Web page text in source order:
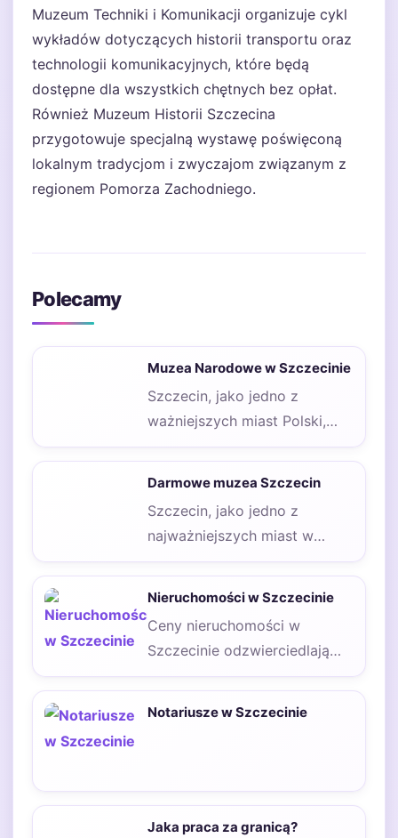
Muzeum Techniki i Komunikacji organizuje cykl
wykładów dotyczących historii transportu oraz
technologii komunikacyjnych, które będą
dostępne dla wszystkich chętnych bez opłat.
Również Muzeum Historii Szczecina
przygotowuje specjalną wystawę poświęconą
lokalnym tradycjom i zwyczajom związanym z
regionem Pomorza Zachodniego.
Polecamy
Muzea Narodowe w Szczecinie
Szczecin, jako jedno z
ważniejszych miast Polski,
oferuje wiele atrakcji
Darmowe muzea Szczecin
Szczecin, jako jedno z
najważniejszych miast w
Polsce, oferuje wiele atrakcji
Nieruchomości w Szczecinie
Ceny nieruchomości w
Szczecinie odzwierciedlają
dynamiczny rozwój tego
Notariusze w Szczecinie
Jaka praca za granicą?